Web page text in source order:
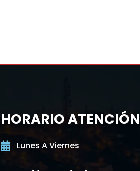
HORARIO ATENCIÓN
Lunes A Viernes